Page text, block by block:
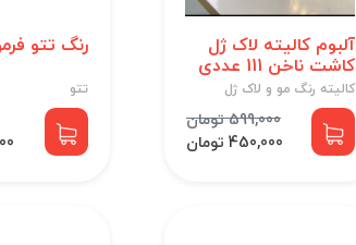
آلبوم کالیته لاک ژل
کاشت ناخن 111 عددی
کالیته رنگ مو و لاک ژل
599,000 تومان
450,000 تومان
رنگ تتو
تتو